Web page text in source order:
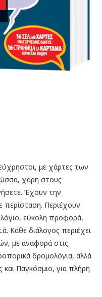
με χάρτες των
χάρη στους
Έχουν την
περίσταση. Περιέχουν
εύκολη προφορά,
Κάθε διάλογος περιέχει
με αναφορά στις
δρομολόγια, αλλά
Παγκόσμιο, για πλήρη